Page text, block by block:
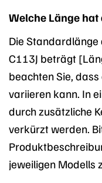
Welche Länge hat
Die Standardlänge
C113J beträgt
beachten Sie,
variieren kann. In
durch zusätzliche
verkürzt werden.
jeweiligen Modells